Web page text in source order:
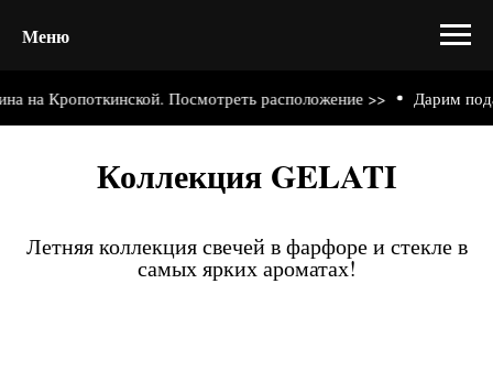
Меню
Кропоткинской. Посмотреть расположение >> Дарим
Коллекция GELATI
Летняя коллекция свечей в фарфоре и стекле в
самых ярких ароматах!
ДРУГИЕ ПРОДУКТЫ